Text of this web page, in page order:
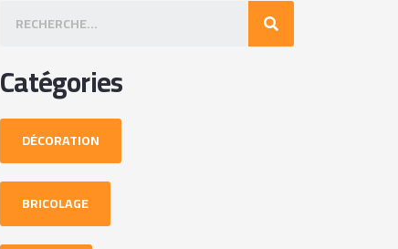
Catégories
DÉCORATION
BRICOLAGE